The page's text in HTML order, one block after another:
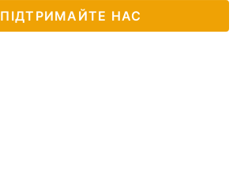
ПІДТРИМАЙТЕ НАС